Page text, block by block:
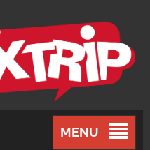
MENU